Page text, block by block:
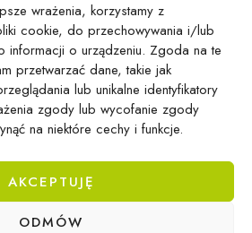
wrażenia, korzystamy z
cookie, do przechowywania i/lub
informacji o urządzeniu. Zgoda na te
przetwarzać dane, takie jak
lub unikalne identyfikatory
zgody lub wycofanie zgody
na niektóre cechy i funkcje.
AKCEPTUJĘ
ODMÓW
Kack